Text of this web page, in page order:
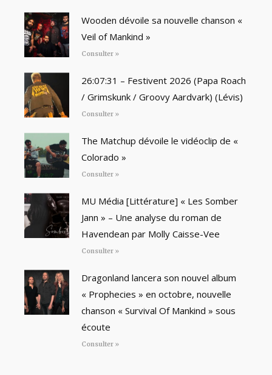
Wooden dévoile sa nouvelle chanson «
Veil of Mankind »
Consulter »
26:07:31 – Festivent 2026 (Papa Roach
/ Grimskunk / Groovy Aardvark) (Lévis)
Consulter »
The Matchup dévoile le vidéoclip de «
Colorado »
Consulter »
MU Média [Littérature] « Les Somber
Jann » – Une analyse du roman de
Havendean par Molly Caisse-Vee
Consulter »
Dragonland lancera son nouvel album
« Prophecies » en octobre, nouvelle
chanson « Survival Of Mankind » sous
écoute
Consulter »